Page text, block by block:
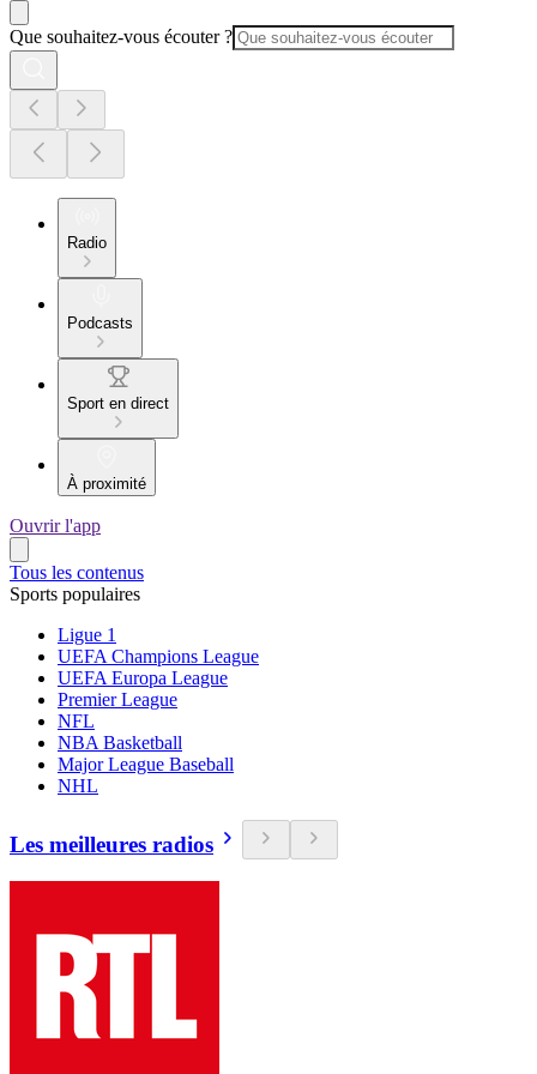
Que souhaitez-vous écouter ?
Radio
Podcasts
Sport en direct
À proximité
Ouvrir l'app
Tous les contenus
Sports populaires
Ligue 1
UEFA Champions League
UEFA Europa League
Premier League
NFL
NBA Basketball
Major League Baseball
NHL
Les meilleures radios